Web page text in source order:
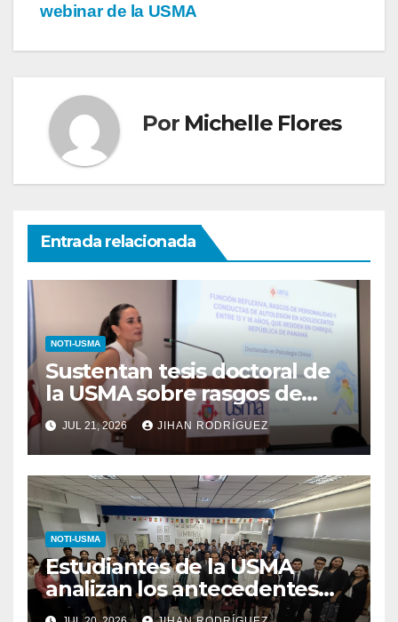
webinar de la USMA
Por Michelle Flores
Entrada relacionada
NOTI-USMA
Sustentan tesis doctoral de
la USMA sobre rasgos de
personalidad y conductas de
autolesión en adolescentes
JUL 21, 2026 JIHAN RODRÍGUEZ
NOTI-USMA
Estudiantes de la USMA
analizan los antecedentes
del Derecho Romano junto a